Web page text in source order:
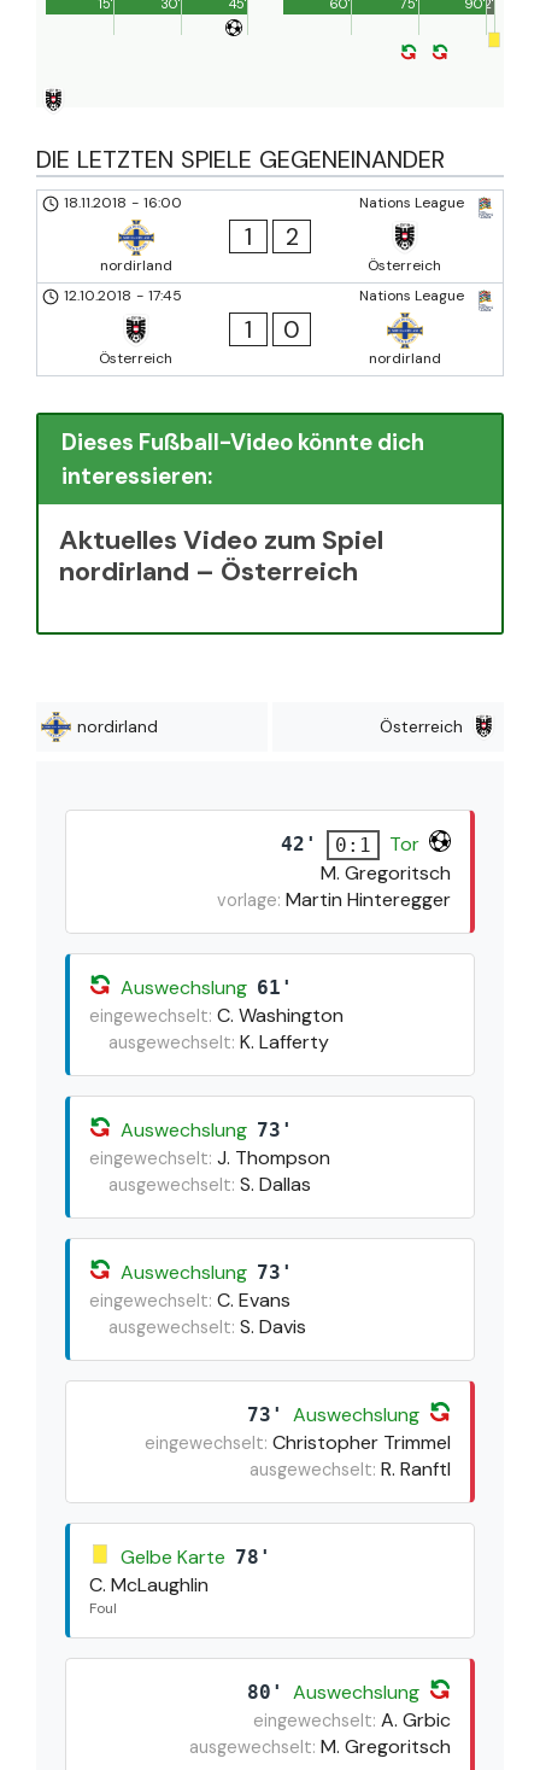
45'
15' 30' 90'
60' 75' 2'
DIE LETZTEN SPIELE GEGENEINANDER
Nations League
18.11.2018 - 16:00
nordirland
1 2
Österreich
Nations League
12.10.2018 - 17:45
Österreich
1 0
nordirland
Dieses Fußball-Video könnte dich
interessieren:
Aktuelles Video zum Spiel
nordirland – Österreich
nordirland Österreich
42' 0:1
Tor
M. Gregoritsch
vorlage: Martin Hinteregger
Auswechslung 61'
eingewechselt: C. Washington
ausgewechselt: K. Lafferty
Auswechslung 73'
eingewechselt: J. Thompson
ausgewechselt: S. Dallas
Auswechslung 73'
eingewechselt: C. Evans
ausgewechselt: S. Davis
73' Auswechslung
eingewechselt: Christopher Trimmel
ausgewechselt: R. Ranftl
Gelbe Karte 78'
C. McLaughlin
Foul
80' Auswechslung
eingewechselt: A. Grbic
ausgewechselt: M. Gregoritsch